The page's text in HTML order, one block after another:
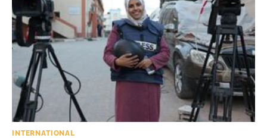
INTERNATIONAL